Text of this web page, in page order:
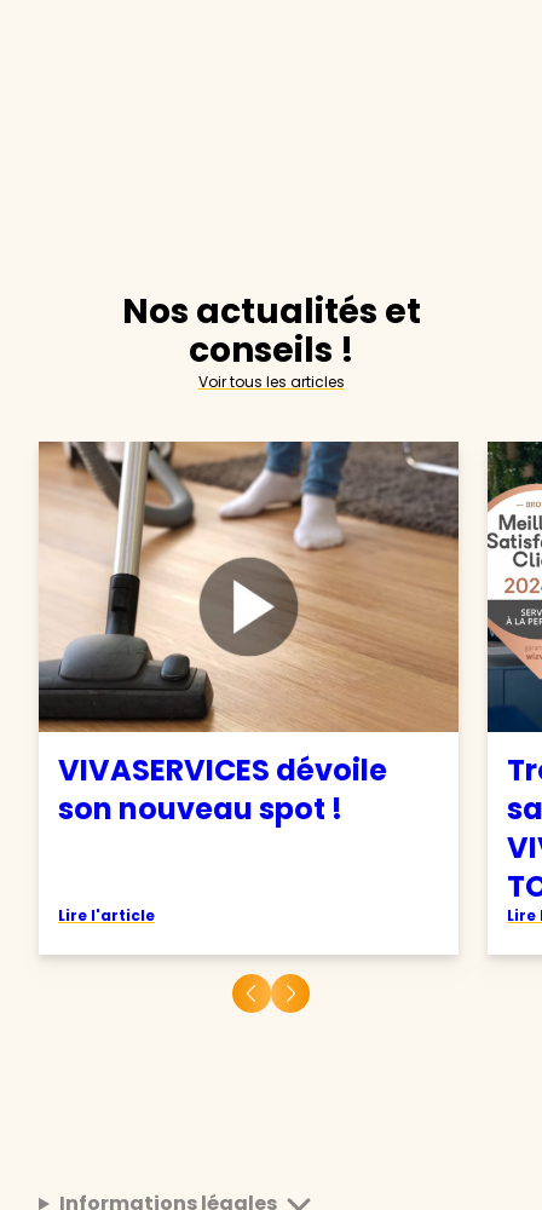
Nos actualités et
conseils !
Voir tous les articles
VIVASERVICES dévoile
son nouveau spot !
Lire l'article
Informations légales